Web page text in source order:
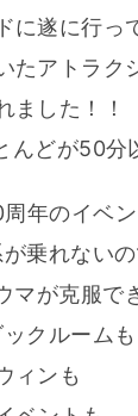
に遂に行っ
たアトラク
ました！！
んどが50分
年のイベ
乗れない
マが克服
ックルームも
ィンも